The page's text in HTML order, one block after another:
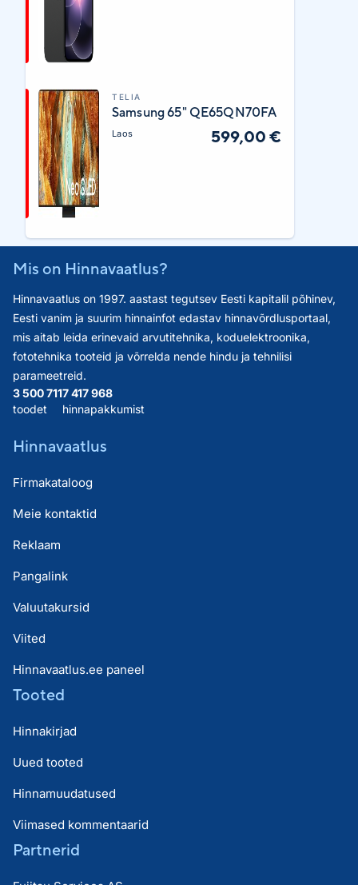
TELIA
Samsung 65" QE65QN70FA
Laos 599,00 €
Mis on Hinnavaatlus?
Hinnavaatlus on 1997. aastast tegutsev Eesti kapitalil põhinev,
Eesti vanim ja suurim hinnainfot edastav hinnavõrdlusportaal,
mis aitab leida erinevaid arvutitehnika, koduelektroonika,
fototehnika tooteid ja võrrelda nende hindu ja tehnilisi
parameetreid.
3 500 711
toodet
7 417 968
hinnapakkumist
Hinnavaatlus
Firmakataloog
Meie kontaktid
Reklaam
Pangalink
Valuutakursid
Viited
Hinnavaatlus.ee paneel
Tooted
Hinnakirjad
Uued tooted
Hinnamuudatused
Viimased kommentaarid
Partnerid